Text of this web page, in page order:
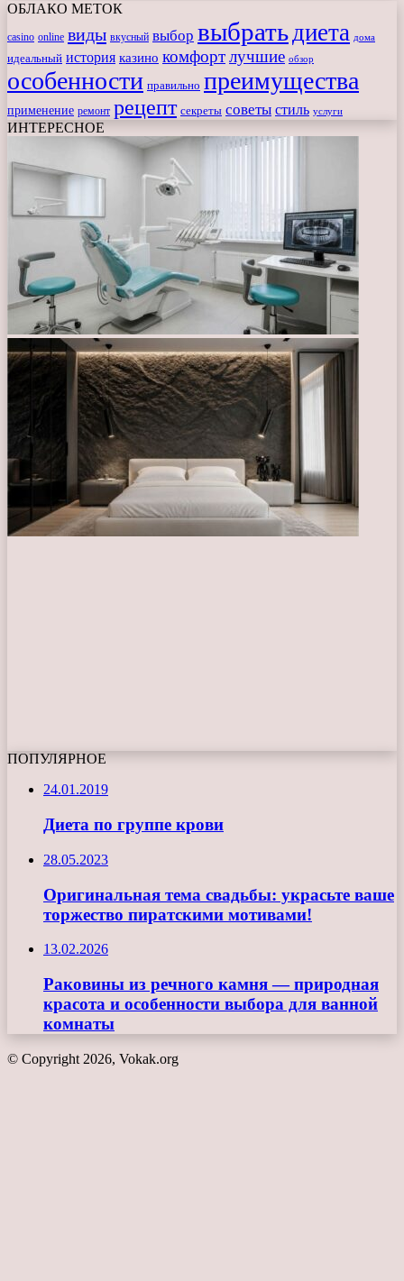
ОБЛАКО МЕТОК
casino online виды вкусный выбор выбратьдиета дома
идеальный история казино комфортлучшие обзор
особенности правильно преимущества
применение ремонт рецепт секреты советы стиль услуги
ИНТЕРЕСНОЕ
ПОПУЛЯРНОЕ
24.01.2019
Диета по группе крови
28.05.2023
Оригинальная тема свадьбы: украсьте ваше
торжество пиратскими мотивами!
13.02.2026
Раковины из речного камня — природная
красота и особенности выбора для ванной
комнаты
© Copyright 2026, Vokak.org